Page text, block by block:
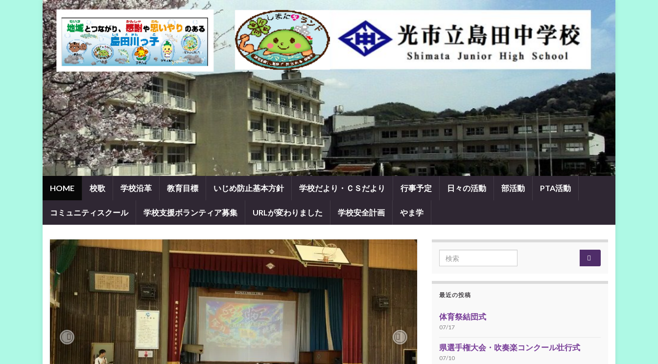
HOME 校歌 学校沿革 教育目標 いじめ防止基本方針 学校だより・ＣＳだより 行事予定 日々の活動 部活動 PTA活動
コミュニティスクール 学校支援ボランティア募集 URLが変わりました 学校安全計画 やま学
Previous Next
Search for:
最近の投稿
体育祭結団式
07/17
県選手権大会・吹奏楽コンクール壮行式
07/10